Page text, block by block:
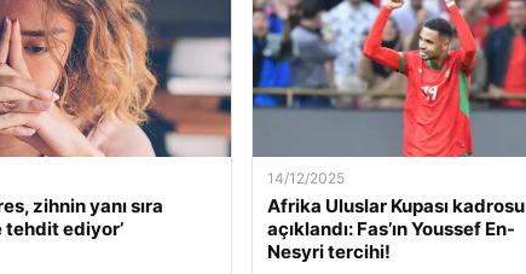
zihnin yanı sıra
tehdit ediyor’
14/12/2025
Afrika Uluslar Kupası kadrosu
açıklandı: Fas’ın Youssef En-
Nesyri tercihi!